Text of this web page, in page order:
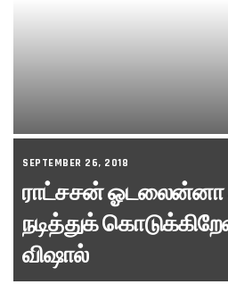
SEPTEMBER 26, 2018
ராட்சசன் ஓடலைன்னா
நடித்துக்
விஷால்